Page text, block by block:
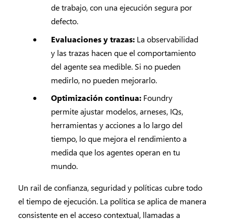
de trabajo, con una ejecución segura por
defecto.
Evaluaciones y trazas:La observabilidad
y las trazas hacen que el comportamiento
del agente sea medible. Si no pueden
medirlo, no pueden mejorarlo.
Optimización continua:Foundry
permite ajustar modelos, arneses, IQs,
herramientas y acciones a lo largo del
tiempo, lo que mejora el rendimiento a
medida que los agentes operan en tu
mundo.
Un rail de confianza, seguridad y políticas cubre todo
el tiempo de ejecución. La política se aplica de manera
consistente en el acceso contextual, llamadas a